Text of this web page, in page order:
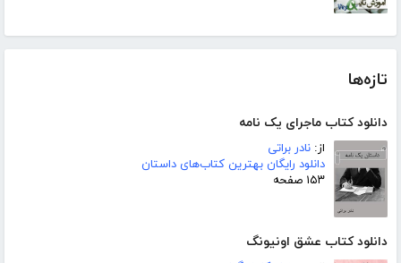
تازه‌ها
دانلود کتاب ماجرای یک نامه
از: نادر براتی
دانلود رایگان بهترین کتاب‌های داستان
۱۵۳ صفحه
دانلود کتاب عشق اونیونگ